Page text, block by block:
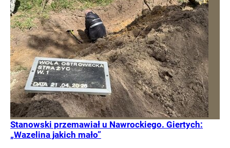
Stanowski przemawiał u Nawrockiego. Giertych:
„Wazelina jakich mało”